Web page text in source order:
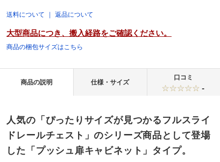
送料について ｜返品について
大型商品につき、搬入経路をご確認ください。
商品の梱包サイズはこちら
商品の説明 仕様・サイズ
口コミ
-
人気の「ぴったりサイズが見つかるフルスライ
ドレールチェスト」のシリーズ商品として登場
した「プッシュ扉キャビネット」タイプ。